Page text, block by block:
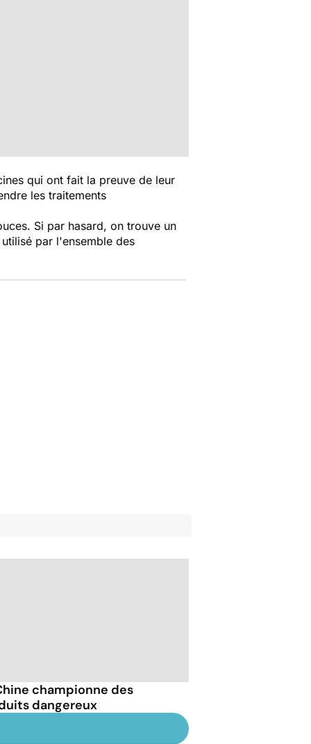
qui ont fait la preuve de leur
les traitements
Si par hasard, on trouve un
par l'ensemble des
championne des
dangereux